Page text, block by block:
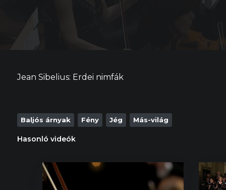
Jean Sibelius: Erdei nimfák
Baljós árnyak Fény Jég Más-világ
Hasonló videók